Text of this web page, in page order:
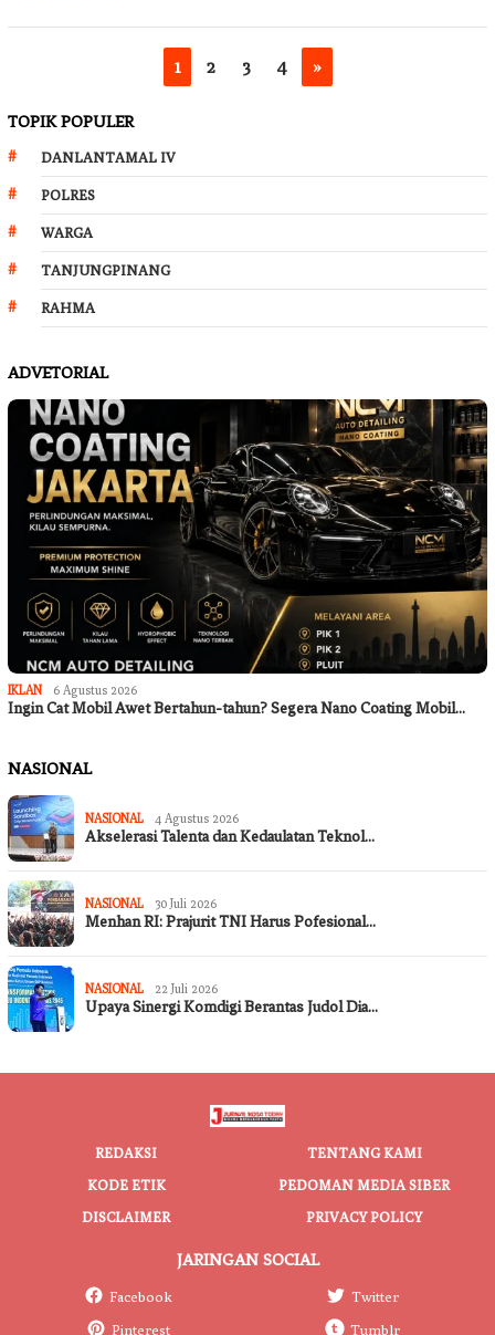
1 2 3 4 »
TOPIK POPULER
DANLANTAMAL IV
POLRES
WARGA
TANJUNGPINANG
RAHMA
ADVETORIAL
IKLAN 6 Agustus 2026
Ingin Cat Mobil Awet Bertahun-tahun? Segera Nano Coating Mobil…
NASIONAL
NASIONAL 4 Agustus 2026
Akselerasi Talenta dan Kedaulatan Teknol…
NASIONAL 30 Juli 2026
Menhan RI: Prajurit TNI Harus Pofesional…
NASIONAL 22 Juli 2026
Upaya Sinergi Komdigi Berantas Judol Dia…
REDAKSI
TENTANG KAMI
KODE ETIK
PEDOMAN MEDIA SIBER
DISCLAIMER
PRIVACY POLICY
JARINGAN SOCIAL
Facebook
Twitter
Pinterest
Tumblr